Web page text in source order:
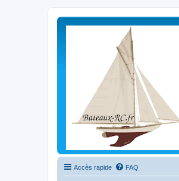
Accès rapide FAQ